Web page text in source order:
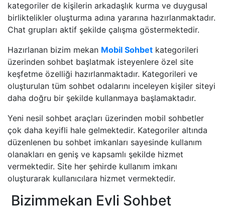
kategoriler de kişilerin arkadaşlık kurma ve duygusal
birliktelikler oluşturma adına yararına hazırlanmaktadır.
Chat grupları aktif şekilde çalışma göstermektedir.
Hazırlanan bizim mekan Mobil Sohbet kategorileri
üzerinden sohbet başlatmak isteyenlere özel site
keşfetme özelliği hazırlanmaktadır. Kategorileri ve
oluşturulan tüm sohbet odalarını inceleyen kişiler siteyi
daha doğru bir şekilde kullanmaya başlamaktadır.
Yeni nesil sohbet araçları üzerinden mobil sohbetler
çok daha keyifli hale gelmektedir. Kategoriler altında
düzenlenen bu sohbet imkanları sayesinde kullanım
olanakları en geniş ve kapsamlı şekilde hizmet
vermektedir. Site her şehirde kullanım imkanı
oluşturarak kullanıcılara hizmet vermektedir.
Bizimmekan Evli Sohbet